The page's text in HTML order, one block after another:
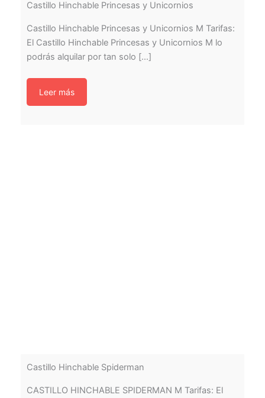
Castillo Hinchable Princesas y Unicornios
Castillo Hinchable Princesas y Unicornios M Tarifas:
El Castillo Hinchable Princesas y Unicornios M lo
podrás alquilar por tan solo [...]
Leer más
Castillo Hinchable Spiderman
CASTILLO HINCHABLE SPIDERMAN M Tarifas: El